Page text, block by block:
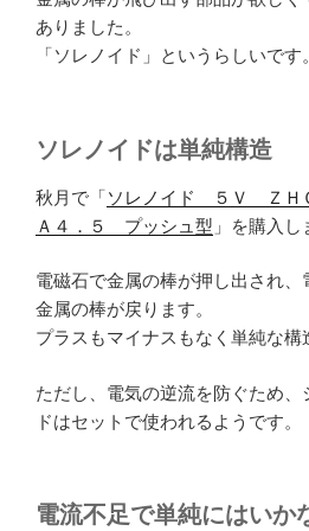
ありました。
「ソレノイド」というらしいです。
ソレノイドは単純構造
秋月で「ソレノイド ５Ｖ ＺＨ
Ａ４．５ プッシュ型 」を購入し
電磁石で金属の棒が押し出され
金属の棒が戻ります。
プラスもマイナスもなく単純な構
ただし、電気の逆流を防ぐため、
ドはセットで使われるようです。
電流不足で単純にはいか